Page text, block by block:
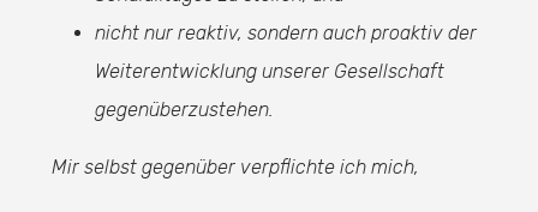
nicht nur reaktiv, sondern auch proaktiv der
Weiterentwicklung unserer Gesellschaft
gegenüberzustehen.
Mir selbst gegenüber verpflichte ich mich,